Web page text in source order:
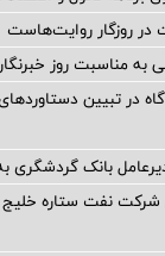
در روزگار روایت‌هاست
به مناسبت روز
در تبیین
بانک گردشگری
شرکت نفت ستاره